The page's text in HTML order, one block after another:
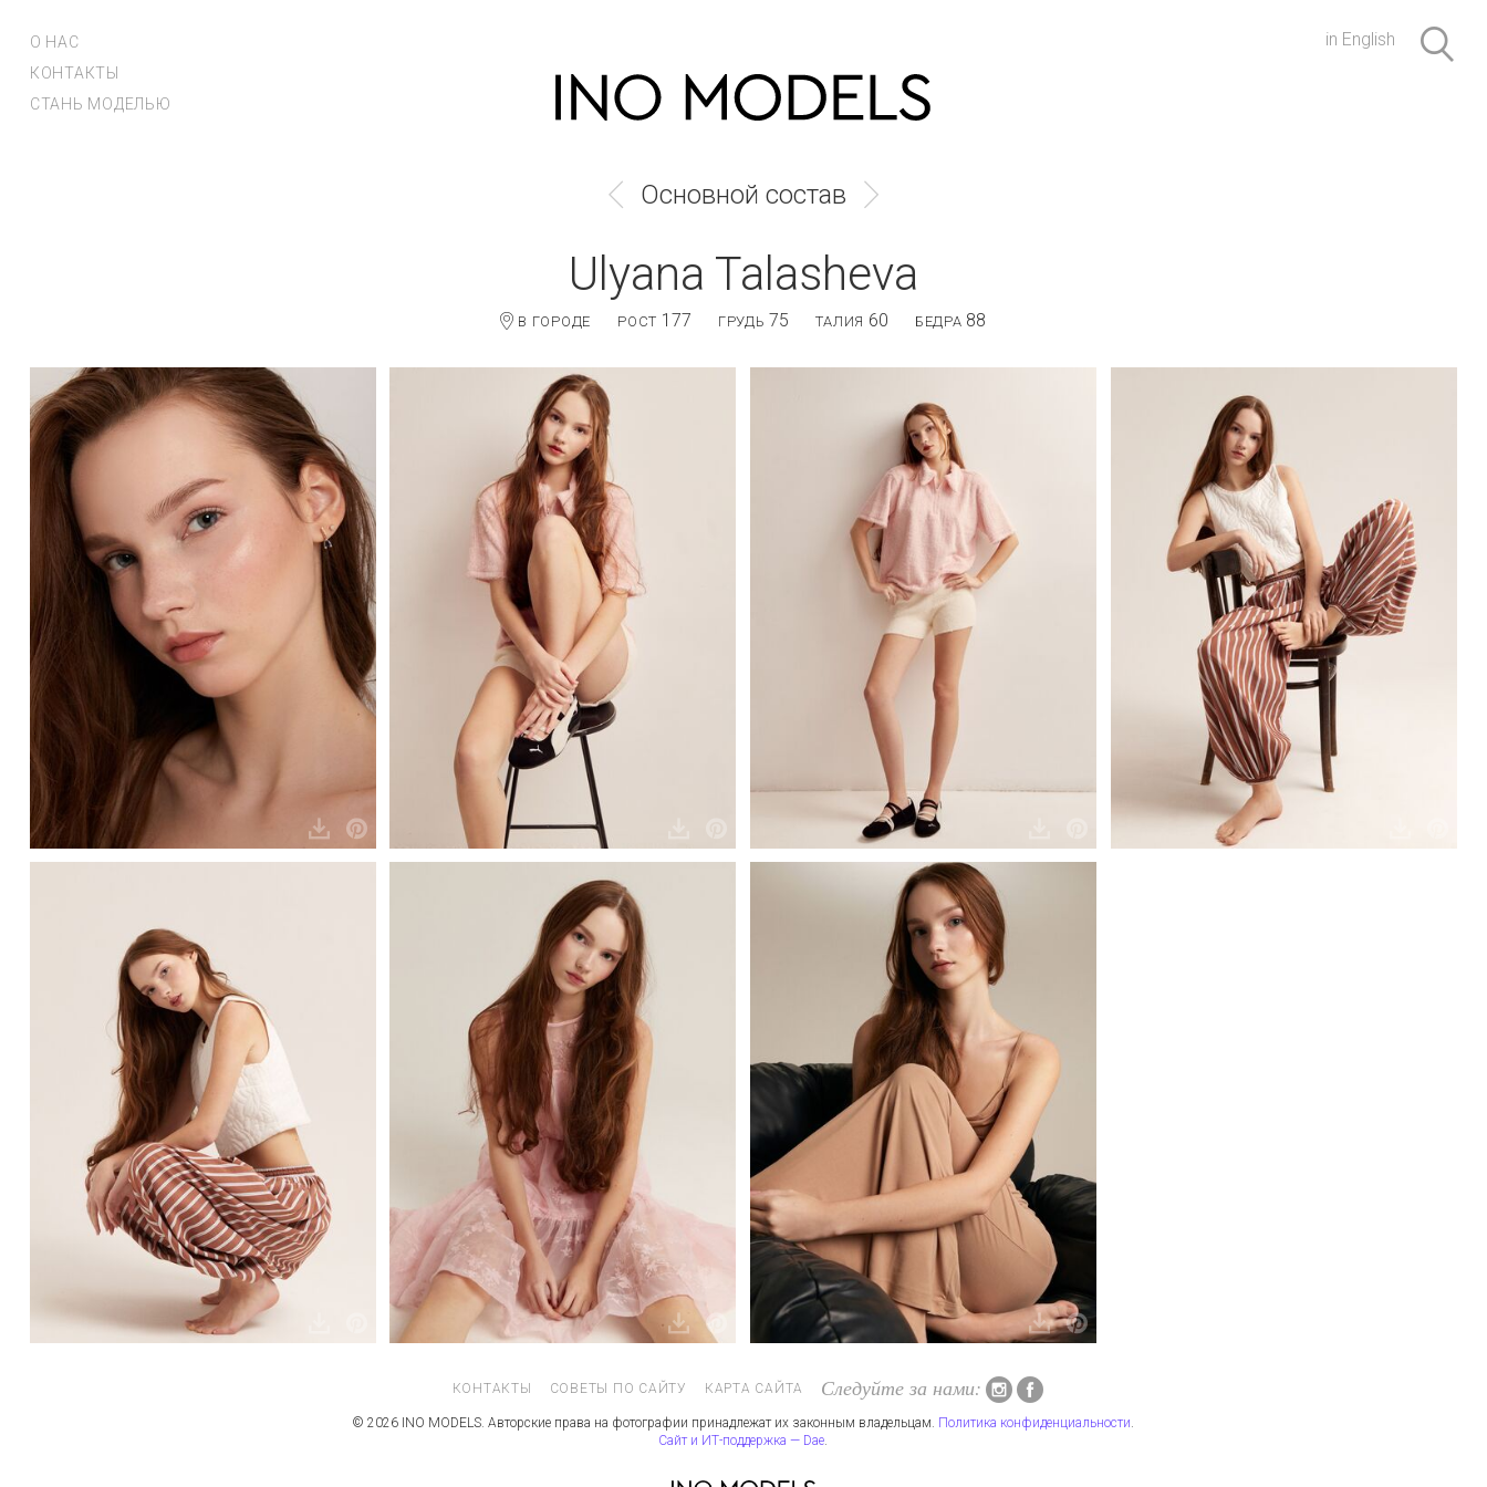
in English
О НАС
КОНТАКТЫ
СТАНЬ МОДЕЛЬЮ
Основной состав
Ulyana Talasheva
В ГОРОДЕ РОСТ 177 ГРУДЬ 75 ТАЛИЯ 60 БЕДРА 88
КОНТАКТЫ СОВЕТЫ ПО САЙТУ КАРТА САЙТА Следуйте за нами:
© 2026 INO MODELS. Авторские права на фотографии принадлежат их законным владельцам. Политика конфиденциальности.
Сайт и ИТ-поддержка — Dae.